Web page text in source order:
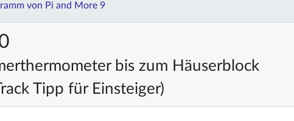
von Pi and More 9
bis zum Häuserblock
Tipp für Einsteiger)